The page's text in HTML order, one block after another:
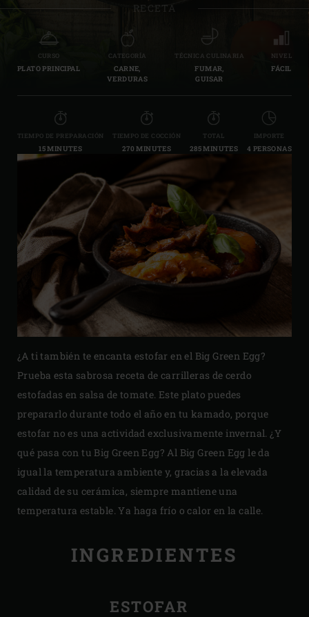
RECETA
CURSO
PLATO PRINCIPAL
CATEGORÍA
CARNE,
VERDURAS
TÉCNICA CULINARIA
FUMAR,
GUISAR
NIVEL
FÁCIL
TIEMPO DE PREPARACIÓN
15 MINUTES
TIEMPO DE COCCIÓN
270 MINUTES
TOTAL
285 MINUTES
IMPORTE
4 PERSONAS
¿A ti también te encanta estofar en el Big Green Egg?
Prueba esta sabrosa receta de carrilleras de cerdo
estofadas en salsa de tomate. Este plato puedes
prepararlo durante todo el año en tu kamado, porque
estofar no es una actividad exclusivamente invernal. ¿Y
qué pasa con tu Big Green Egg? Al Big Green Egg le da
igual la temperatura ambiente y, gracias a la elevada
calidad de su cerámica, siempre mantiene una
temperatura estable. Ya haga frío o calor en la calle.
INGREDIENTES
ESTOFAR